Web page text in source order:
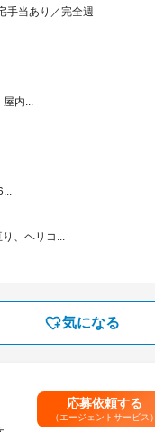
手当あり／完全週
屋内...
、ヘリコ...
気になる
応募依頼する
（エージェントサービス）